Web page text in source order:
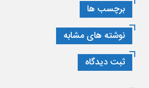
نائب
رئیس
اتحادیه،
رئیس
وکلای
دادگستری
برچسب ها
نوشته های مشابه
ثبت دیدگاه